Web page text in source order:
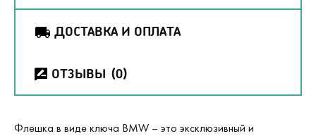
ДОСТАВКА И ОПЛАТА
ОТЗЫВЫ (0)
Флешка в виде ключа BMW – это эксклюзивный и